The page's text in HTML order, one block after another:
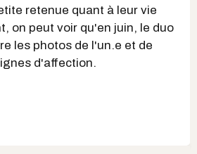
retenue quant à leur vie
on peut voir qu'en juin, le duo
les photos de l'un.e et de
d'affection.